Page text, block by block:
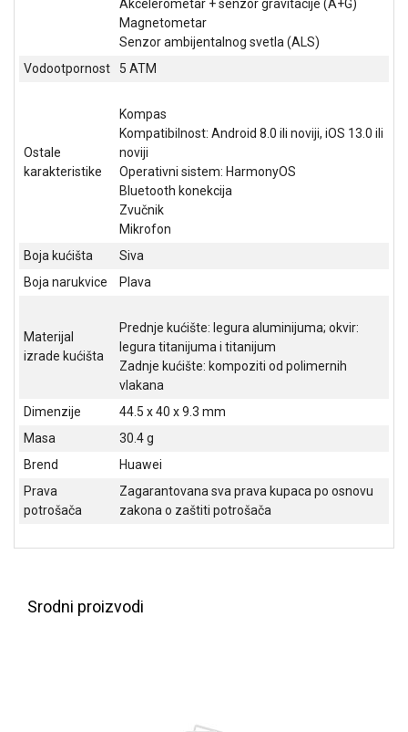
Akcelerometar + senzor gravitacije (A+G)
Magnetometar
Senzor ambijentalnog svetla (ALS)
Vodootpornost
5 ATM
Ostale
karakteristike
Kompas
Kompatibilnost: Android 8.0 ili noviji, iOS 13.0 ili
noviji
Operativni sistem: HarmonyOS
Bluetooth konekcija
Zvučnik
Mikrofon
Boja kućišta
Siva
Boja narukvice
Plava
Materijal
izrade kućišta
Prednje kućište: legura aluminijuma; okvir:
legura titanijuma i titanijum
Zadnje kućište: kompoziti od polimernih
vlakana
Dimenzije
44.5 x 40 x 9.3 mm
Masa
30.4 g
Brend
Huawei
Prava
potrošača
Zagarantovana sva prava kupaca po osnovu
zakona o zaštiti potrošača
Srodni proizvodi